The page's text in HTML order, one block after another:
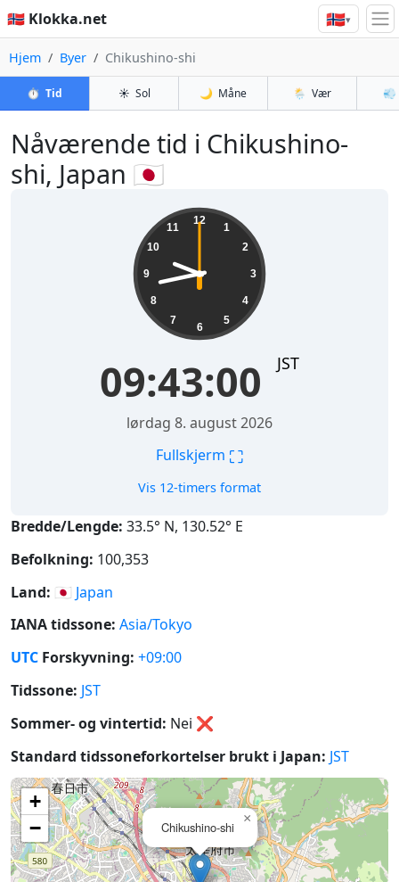
🇳🇴 Klokka.net 🇳🇴▾
Hjem Byer Chikushino-shi
⏱️ Tid ☀️ Sol 🌙 Måne 🌦️ Vær 💨
Nåværende tid i Chikushino-
shi, Japan 🇯🇵
12
1
2
3
4
5
6
7
8
9
10
11
09:43:00 JST
lørdag 8. august 2026
Fullskjerm ⛶
Vis 12-timers format
Bredde/Lengde: 33.5° N, 130.52° E
Befolkning: 100,353
Land: 🇯🇵 Japan
IANA tidssone: Asia/Tokyo
UTC Forskyvning: +09:00
Tidssone: JST
Sommer- og vintertid: Nei ❌
Standard tidssoneforkortelser brukt i Japan: JST
Chikushino-shi
×
+
−